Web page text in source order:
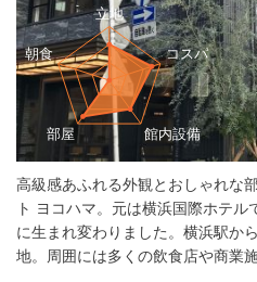
高級感あふれる外観とおしゃれな
ト ヨコハマ。元は横浜国際ホテ
に生まれ変わりました。横浜駅か
地。周囲には多くの飲食店や商業